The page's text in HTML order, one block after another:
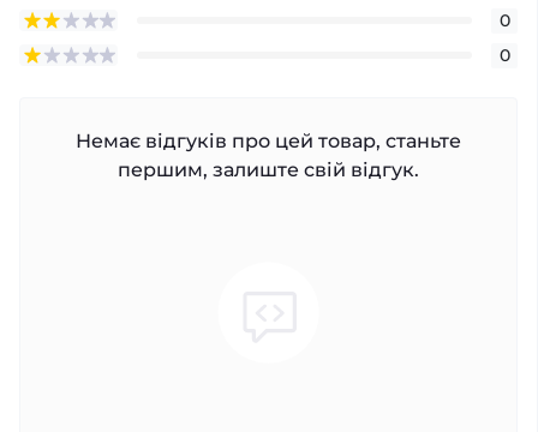
0
0
Немає відгуків про цей товар, станьте
першим, залиште свій відгук.